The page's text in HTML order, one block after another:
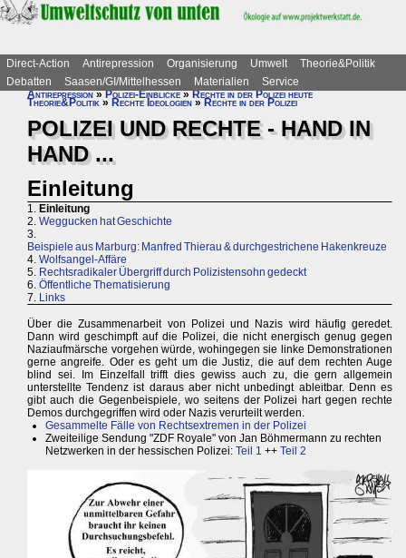
Direct-Action Antirepression Organisierung Umwelt
Theorie&Politik
Debatten
Saasen/GI/Mittelhessen Materialien
Service
Antirepression»Polizei-Einblicke»Rechte in der Polizei heute
Theorie&Politik » Rechte Ideologien » Rechte in der Polizei
POLIZEI UND RECHTE - HAND IN
HAND ...
Einleitung
1. Einleitung
2. Weggucken hat Geschichte
3.
Beispiele aus Marburg: Manfred Thierau & durchgestrichene Hakenkreuze
4. Wolfsangel-Affäre
5. Rechtsradikaler Übergriff durch Polizistensohn gedeckt
6. Öffentliche Thematisierung
7. Links
Über die Zusammenarbeit von Polizei und Nazis wird häufig geredet.
Dann wird geschimpft auf die Polizei, die nicht energisch genug gegen
Naziaufmärsche vorgehen würde, wohingegen sie linke Demonstrationen
gerne angreife. Oder es geht um die Justiz, die auf dem rechten Auge
blind sei. Im Einzelfall trifft dies gewiss auch zu, die gern allgemein
unterstellte Tendenz ist daraus aber nicht unbedingt ableitbar. Denn es
gibt auch die Gegenbeispiele, wo seitens der Polizei hart gegen rechte
Demos durchgegriffen wird oder Nazis verurteilt werden.
Gesammelte Fälle von Rechtsextremen in der Polizei
Zweiteilige Sendung "ZDF Royale" von Jan Böhmermann zu rechten
Netzwerken in der hessischen Polizei: Teil 1 ++ Teil 2